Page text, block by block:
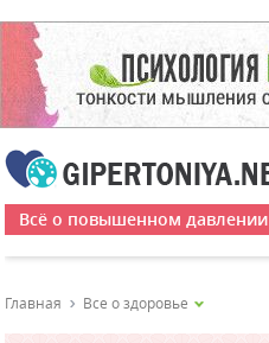
Всё о повышенном давлении
Главная Все о здоровье